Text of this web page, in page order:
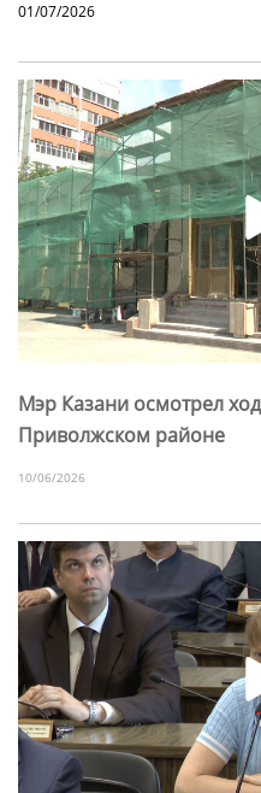
01/07/2026
Мэр Казани осмотрел
Приволжском районе
10/06/2026